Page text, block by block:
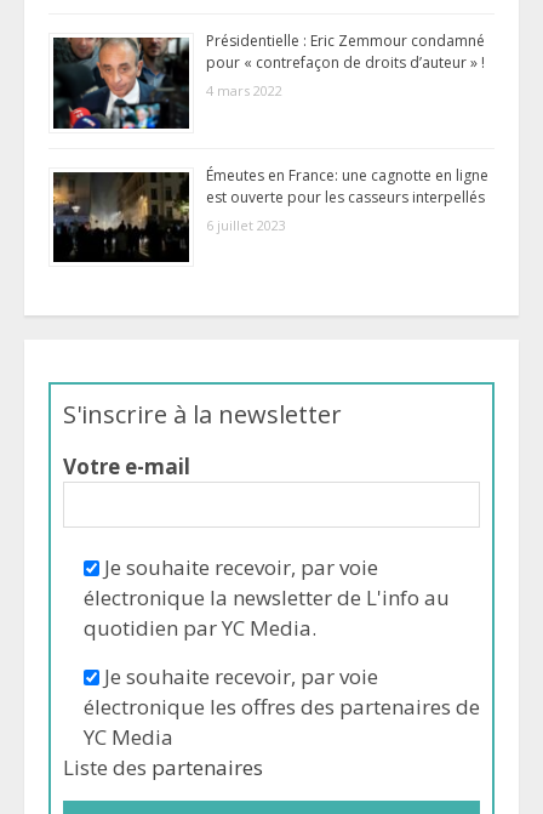
Présidentielle : Eric Zemmour condamné
pour « contrefaçon de droits d’auteur » !
4 mars 2022
Émeutes en France: une cagnotte en ligne
est ouverte pour les casseurs interpellés
6 juillet 2023
S'inscrire à la newsletter
Votre e-mail
Je souhaite recevoir, par voie
électronique la newsletter de L'info au
quotidien par YC Media.
Je souhaite recevoir, par voie
électronique les offres des partenaires de
YC Media
Liste des partenaires